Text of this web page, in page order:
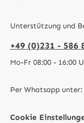
Unterstützung und
+49 (0)231 - 586
Mo-Fr 08:00 - 16:00
Per Whatsapp unter:
Cookie